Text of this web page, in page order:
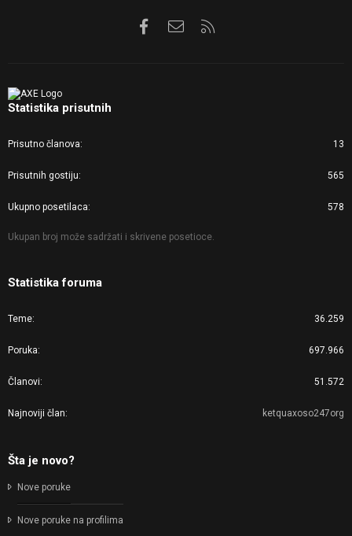
FacebookKontaktirajte nas
Statistika prisutnih
Prisutno članova 13
Prisutnih gostiju 565
Ukupno posetilaca 578
Ukupan broj može sadržati i skrivene posetioce.
Statistika foruma
Teme 36.259
Poruka 697.966
Članovi 51.572
Najnoviji član ketquaxoso247org
Šta je novo?
Nove poruke
Nove poruke na profilima